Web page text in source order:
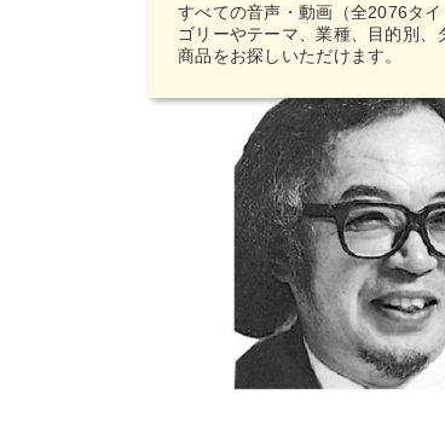
すべての音声・動画（全2076タ
ゴリーやテーマ、業種、目的別、
商品をお探しいただけます。